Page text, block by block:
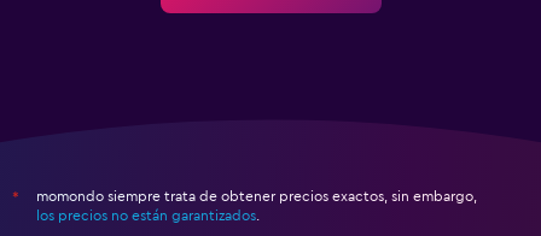
*
momondo siempre trata de obtener precios exactos, sin embargo,
los precios no están garantizados.